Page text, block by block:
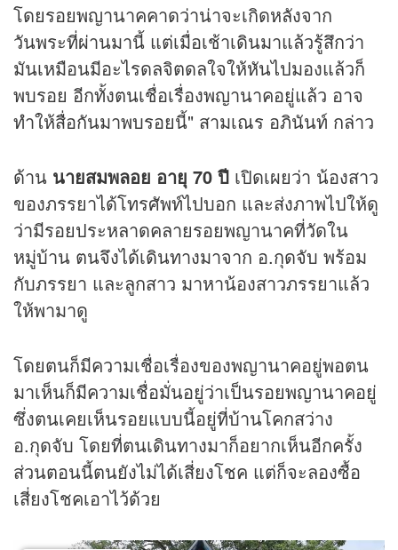
โดยรอยพญานาคคาดว่าน่าจะเกิดหลังจาก
วันพระที่ผ่านมานี้ แต่เมื่อเช้าเดินมาแล้วรู้สึกว่า
มันเหมือนมีอะไรดลจิตดลใจให้หันไปมองแล้วก็
พบรอย อีกทั้งตนเชื่อเรื่องพญานาคอยู่แล้ว อาจ
ทำให้สื่อกันมาพบรอยนี้" สามเณร อภินันท์ กล่าว
ด้าน นายสมพลอย อายุ 70 ปี เปิดเผยว่า น้องสาว
ของภรรยาได้โทรศัพท์ไปบอก และส่งภาพไปให้ดู
ว่ามีรอยประหลาดคลายรอยพญานาคที่วัดใน
หมู่บ้าน ตนจึงได้เดินทางมาจาก อ.กุดจับ พร้อม
กับภรรยา และลูกสาว มาหาน้องสาวภรรยาแล้ว
ให้พามาดู
โดยตนก็มีความเชื่อเรื่องของพญานาคอยู่พอตน
มาเห็นก็มีความเชื่อมั่นอยู่ว่าเป็นรอยพญานาคอยู่
ซึ่งตนเคยเห็นรอยแบบนี้อยู่ที่บ้านโคกสว่าง
อ.กุดจับ โดยที่ตนเดินทางมาก็อยากเห็นอีกครั้ง
ส่วนตอนนี้ตนยังไม่ได้เสี่ยงโชค แต่ก็จะลองซื้อ
เสี่ยงโชคเอาไว้ด้วย